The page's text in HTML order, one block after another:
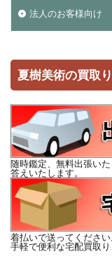
法人のお客様向け
夏樹美術の買取
随時鑑定、無料出張い
答えいたします。
着払いで送ってください
手軽で便利な宅配買取り